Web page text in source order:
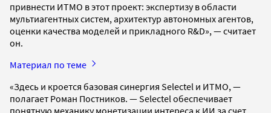
привнести ИТМО в этот проект: экспертизу в области
мультиагентных систем, архитектур автономных агентов,
оценки качества моделей и прикладного R&D», — считает
он.
Материал по теме
«Здесь и кроется базовая синергия Selectel и ИТМО, —
полагает Роман Постников. — Selectel обеспечивает
понятную механику монетизации интереса к ИИ за счет